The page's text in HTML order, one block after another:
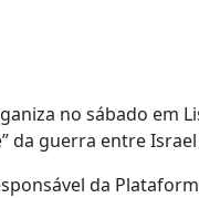
no sábado em
guerra entre
da